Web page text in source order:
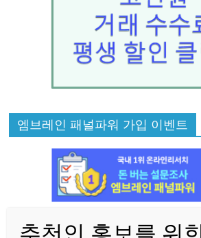
엠브레인 패널파워 가입 이벤트